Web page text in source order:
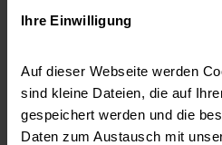
Ihre Einwilligung
Auf dieser Webseite werden
sind kleine Dateien, die auf
gespeichert werden und die
Daten zum Austausch mit
Krankenhaus Bad